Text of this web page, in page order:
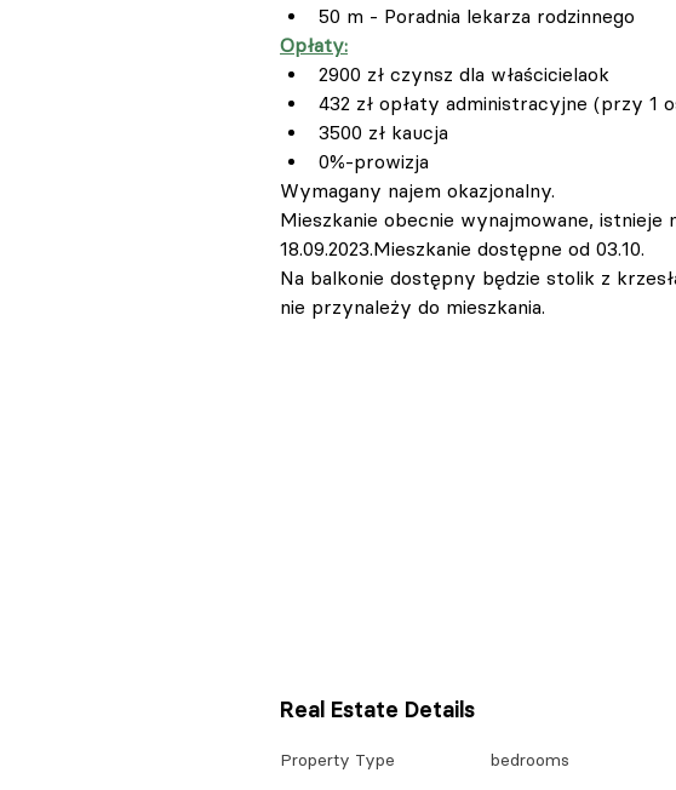
50 m - Poradnia lekarza rodzinnego
Opłaty:
2900 zł czynsz dla właścicielaok
432 zł opłaty administracyjne (przy 1
3500 zł kaucja
0%-prowizja
Wymagany najem okazjonalny.
Mieszkanie obecnie wynajmowane, istnieje
18.09.2023.Mieszkanie dostępne od 03.10.
Na balkonie dostępny będzie stolik z
nie przynależy do mieszkania.
Real Estate Details
Property Type bedrooms